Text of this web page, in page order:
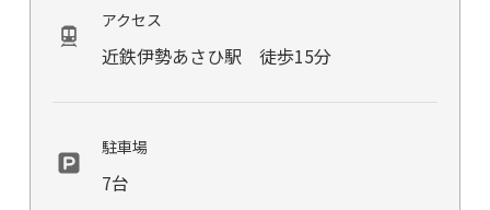
アクセス
近鉄伊勢あさひ駅 徒歩15分
駐車場
7台